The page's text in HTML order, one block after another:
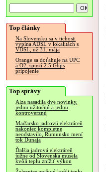
Top články
Na Slovensku sa v tichosti
vypína ADSL v lokalitách s
VDSL, už 31. mája
Orange sa doťahuje na UPC
a O2, spustí 2.5 Gbps
pripojenie
Top správy
Alza nasadila dve novinky,
jednu užitočnú a jednu
kontroverznú
Maďarsko jadrovú elektráreň
nakoniec kompletne
neodstavilo, Rumunsko mení
tok Dunaja
Ďalšia jadrová elektráreň
južne od Slovenska musela
kvôli teplu znížiť výkon